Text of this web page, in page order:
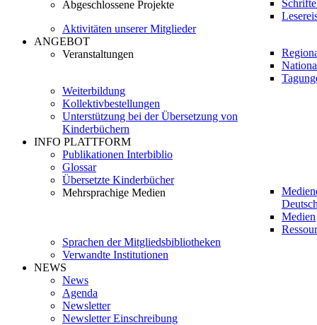
Abgeschlossene Projekte
Aktivitäten unserer Mitglieder
ANGEBOT
Veranstaltungen
Weiterbildung
Kollektivbestellungen
Unterstützung bei der Übersetzung von
Kinderbüchern
INFO PLATTFORM
Publikationen Interbiblio
Glossar
Übersetzte Kinderbücher
Mehrsprachige Medien
Medien
Sprachen der Mitgliedsbibliotheken
Verwandte Institutionen
NEWS
News
Agenda
Newsletter
Newsletter Einschreibung